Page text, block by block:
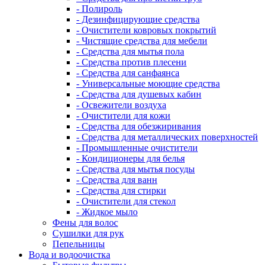
- Полироль
- Дезинфицирующие средства
- Очистители ковровых покрытий
- Чистящие средства для мебели
- Средства для мытья пола
- Средства против плесени
- Средства для санфаянса
- Универсальные моющие средства
- Средства для душевых кабин
- Освежители воздуха
- Очистители для кожи
- Средства для обезжиривания
- Средства для металлических поверхностей
- Промышленные очистители
- Кондиционеры для белья
- Средства для мытья посуды
- Средства для ванн
- Средства для стирки
- Очистители для стекол
- Жидкое мыло
Фены для волос
Сушилки для рук
Пепельницы
Вода и водоочистка